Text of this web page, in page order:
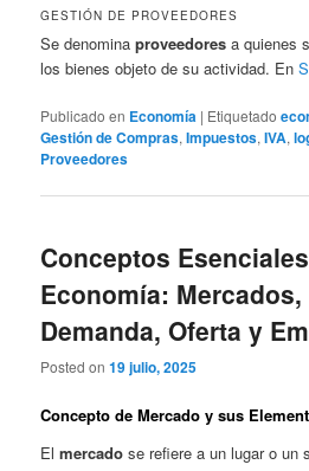
GESTIÓN DE PROVEEDORES
Se denominaproveedores a quienes
los bienes objeto de su actividad. En
Publicado en Economía | Etiquetado
Gestión de Compras,Impuestos,IVA,
Proveedores
Conceptos
Economía: Mercados,
Demanda, Oferta y
Posted on19 julio, 2025
Concepto de Mercado y sus
Elmercado se refiere a un lugar o un